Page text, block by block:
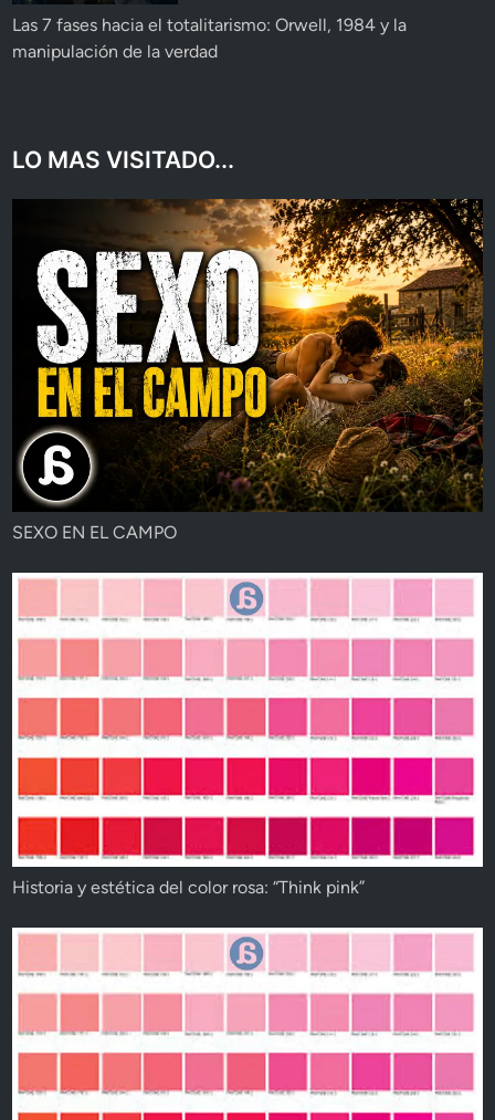
Las 7 fases hacia el totalitarismo: Orwell, 1984 y la
manipulación de la verdad
LO MAS VISITADO...
SEXO EN EL CAMPO
Historia y estética del color rosa: “Think pink”